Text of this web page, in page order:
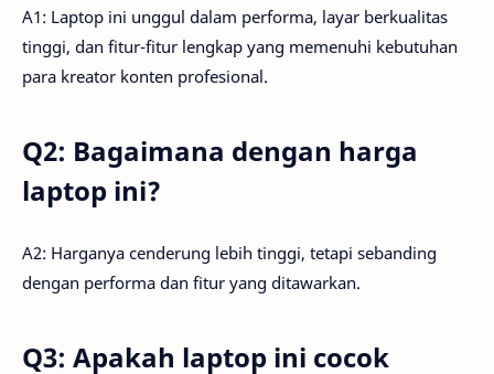
A1: Laptop ini unggul dalam performa, layar berkualitas
tinggi, dan fitur-fitur lengkap yang memenuhi kebutuhan
para kreator konten profesional.
Q2: Bagaimana dengan harga
laptop ini?
A2: Harganya cenderung lebih tinggi, tetapi sebanding
dengan performa dan fitur yang ditawarkan.
Q3: Apakah laptop ini cocok